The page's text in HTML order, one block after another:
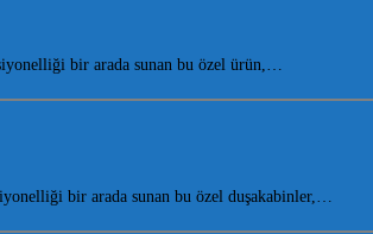
bir arada sunan bu özel ürün,…
bir arada sunan bu özel duşakabinler,…